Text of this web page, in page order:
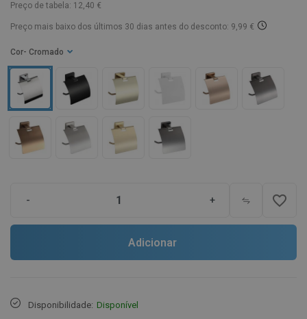
Preço de tabela: 12,40 €
Preço mais baixo dos últimos 30 dias antes do desconto: 9,99 €
Cor - Cromado
- + favorite_border
Adicionar
Disponibilidade: Disponível